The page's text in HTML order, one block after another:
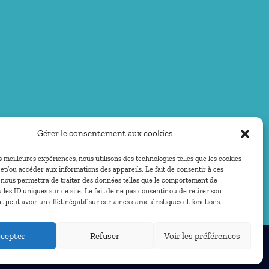
Gérer le consentement aux cookies
meilleures expériences, nous utilisons des technologies telles que les cookies
ou accéder aux informations des appareils. Le fait de consentir à ces
permettra de traiter des données telles que le comportement de
les ID uniques sur ce site. Le fait de ne pas consentir ou de retirer son
peut avoir un effet négatif sur certaines caractéristiques et fonctions.
Refuser Voir les préférences